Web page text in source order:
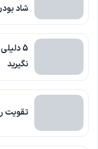
شاد
5
نگیرید
تقویت